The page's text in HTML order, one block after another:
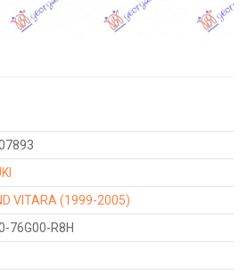
VITARA (1999-2005)
76G00-R8H